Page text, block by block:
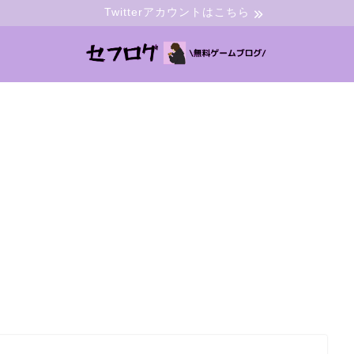
Twitterアカウントはこちら